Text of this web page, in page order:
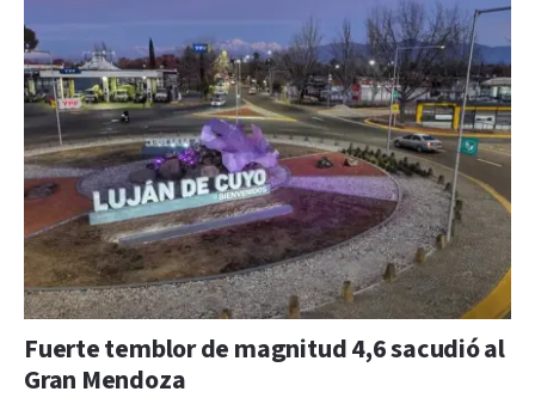
Fuerte temblor de magnitud 4,6 sacudió al
Gran Mendoza